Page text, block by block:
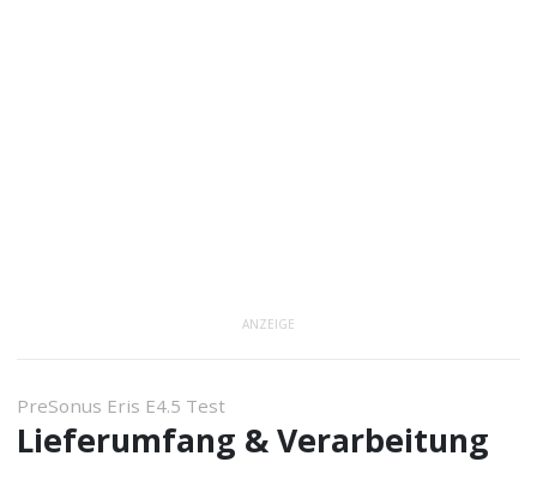
ANZEIGE
PreSonus Eris E4.5 Test
Lieferumfang & Verarbeitung